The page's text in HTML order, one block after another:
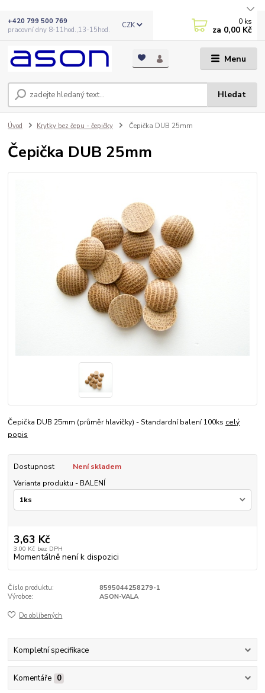
Menu
CZK
Hledat
+420 799 500 769
pracovní dny 8-11hod.,13-15hod.
0 ks
za 0,00 Kč
Úvod Krytky bez čepu - čepičky Čepička DUB 25mm
Čepička DUB 25mm
Čepička DUB 25mm (průměr hlavičky) - Standardní balení 100ks celý
popis
Dostupnost
Není skladem
Varianta produktu - BALENÍ
3,63 Kč
3,00 Kč bez DPH
Momentálně není k dispozici
Číslo produktu:
8595044258279-1
Výrobce:
ASON-VALA
Do oblíbených
Kompletní specifikace
Komentáře 0